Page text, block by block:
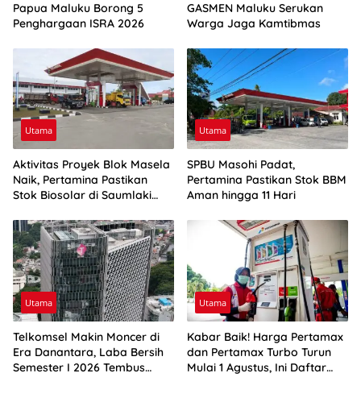
Papua Maluku Borong 5
Penghargaan ISRA 2026
GASMEN Maluku Serukan
Warga Jaga Kamtibmas
Utama
Aktivitas Proyek Blok Masela
Naik, Pertamina Pastikan
Stok Biosolar di Saumlaki
Utama
SPBU Masohi Padat,
Pertamina Pastikan Stok BBM
Aman hingga 11 Hari
Utama
Telkomsel Makin Moncer di
Era Danantara, Laba Bersih
Semester I 2026 Tembus
Utama
Kabar Baik! Harga Pertamax
dan Pertamax Turbo Turun
Mulai 1 Agustus, Ini Daftar